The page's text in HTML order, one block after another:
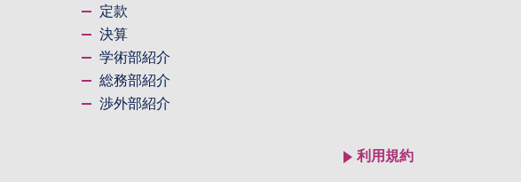
定款
決算
学術部紹介
総務部紹介
渉外部紹介
利用規約